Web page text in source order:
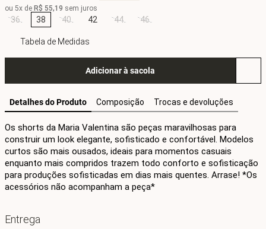
ou 5x de R$ 55,19 sem juros
36 38 40 42 44 46
Tabela de Medidas
Adicionar à sacola
Detalhes do Produto Composição Trocas e devoluções
Os shorts da Maria Valentina são peças maravilhosas para
construir um look elegante, sofisticado e confortável. Modelos
curtos são mais ousados, ideais para momentos casuais
enquanto mais compridos trazem todo conforto e sofisticação
para produções sofisticadas em dias mais quentes. Arrase! *Os
acessórios não acompanham a peça*
Entrega